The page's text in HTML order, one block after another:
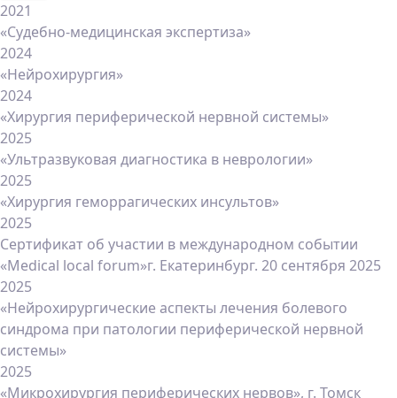
2021
«Судебно-медицинская экспертиза»
2024
«Нейрохирургия»
2024
«Хирургия периферической нервной системы»
2025
«Ультразвуковая диагностика в неврологии»
2025
«Хирургия геморрагических инсультов»
2025
Сертификат об участии в международном событии
«Medical local forum»г. Екатеринбург. 20 сентября 2025
2025
«Нейрохирургические аспекты лечения болевого
синдрома при патологии периферической нервной
системы»
2025
«Микрохирургия периферических нервов», г. Томск